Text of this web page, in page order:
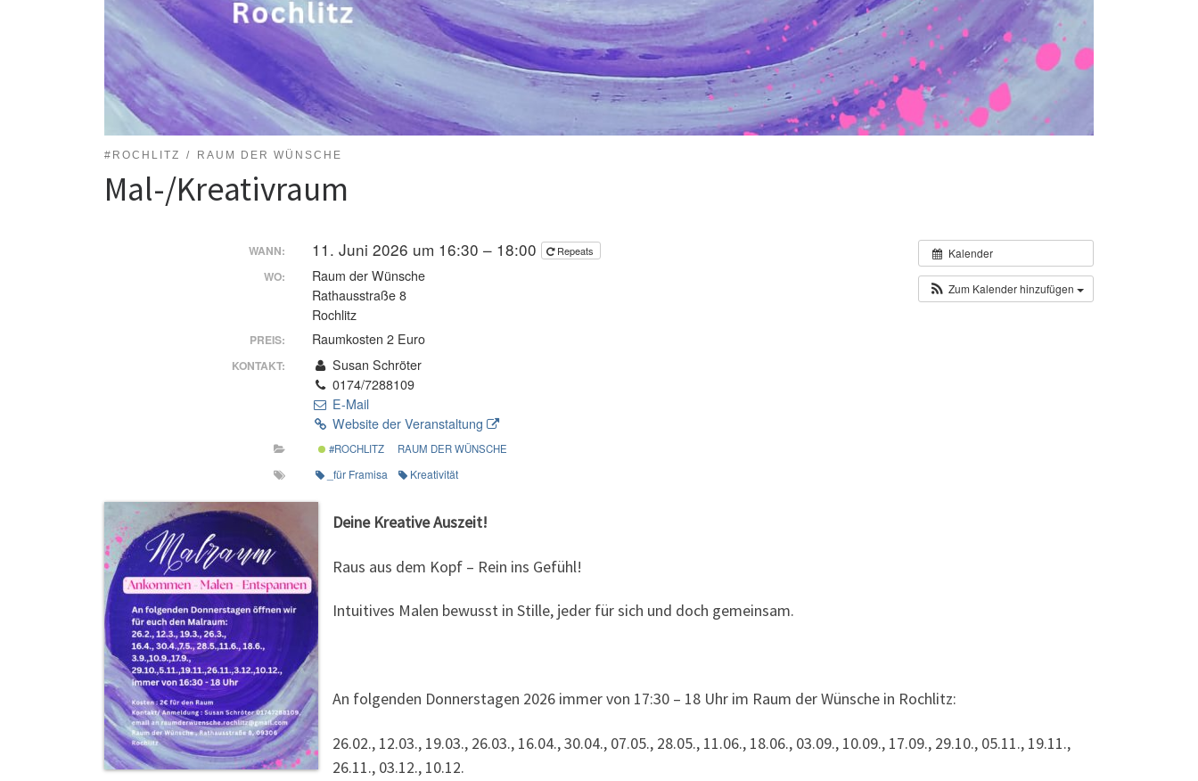
#ROCHLITZ RAUM DER WÜNSCHE
Mal-/Kreativraum
Kalender
Zum Kalender hinzufügen
WANN: 11. Juni 2026 um 16:30 – 18:00 Repeats
WO:
Raum der Wünsche
Rathausstraße 8
Rochlitz
PREIS: Raumkosten 2 Euro
KONTAKT:
Susan Schröter
0174/7288109
E-Mail
Website der Veranstaltung
#ROCHLITZ RAUM DER WÜNSCHE
_für Framisa Kreativität
Deine Kreative Auszeit!
Raus aus dem Kopf – Rein ins Gefühl!
Intuitives Malen bewusst in Stille, jeder für sich und doch gemeinsam.
An folgenden Donnerstagen 2026 immer von 17:30 – 18 Uhr im Raum der Wünsche in Rochlitz:
26.02., 12.03., 19.03., 26.03., 16.04., 30.04., 07.05., 28.05., 11.06., 18.06., 03.09., 10.09., 17.09., 29.10., 05.11., 19.11.,
26.11., 03.12., 10.12.